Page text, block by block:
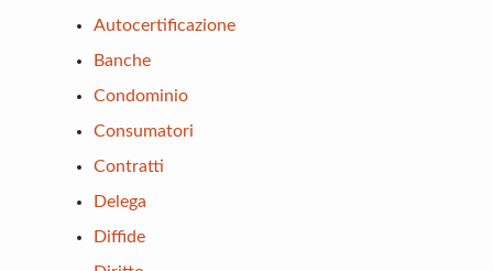
Autocertificazione
Banche
Condominio
Consumatori
Contratti
Delega
Diffide